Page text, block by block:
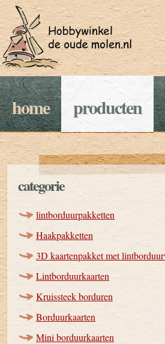
home producten
categorie
lintborduurpakketten
Haakpakketten
3D kaartenpakket met
Lintborduurkaarten
Kruissteek borduren
Borduurkaarten
Mini borduurkaarten